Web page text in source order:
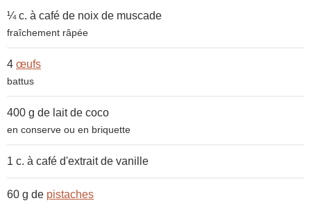
¼ c. à café de noix de muscade
fraîchement râpée
4 œufs
battus
400 g de lait de coco
en conserve ou en briquette
1 c. à café d'extrait de vanille
60 g de pistaches